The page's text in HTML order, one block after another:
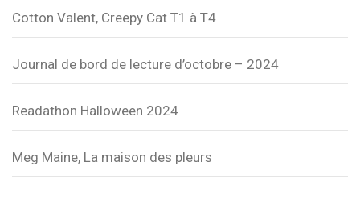
Cotton Valent, Creepy Cat T1 à T4
Journal de bord de lecture d’octobre – 2024
Readathon Halloween 2024
Meg Maine, La maison des pleurs